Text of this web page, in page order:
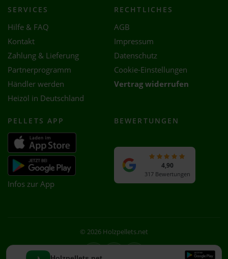
SERVICES
Hilfe & FAQ
Kontakt
Zahlung & Lieferung
Partnerprogramm
Händler werden
Heizöl in Deutschland
RECHTLICHES
AGB
Impressum
Datenschutz
Cookie-Einstellungen
Vertrag widerrufen
PELLETS APP
Infos zur App
BEWERTUNGEN
4,90
317 Bewertungen
© 2026 Holzpellets.net
Facebook